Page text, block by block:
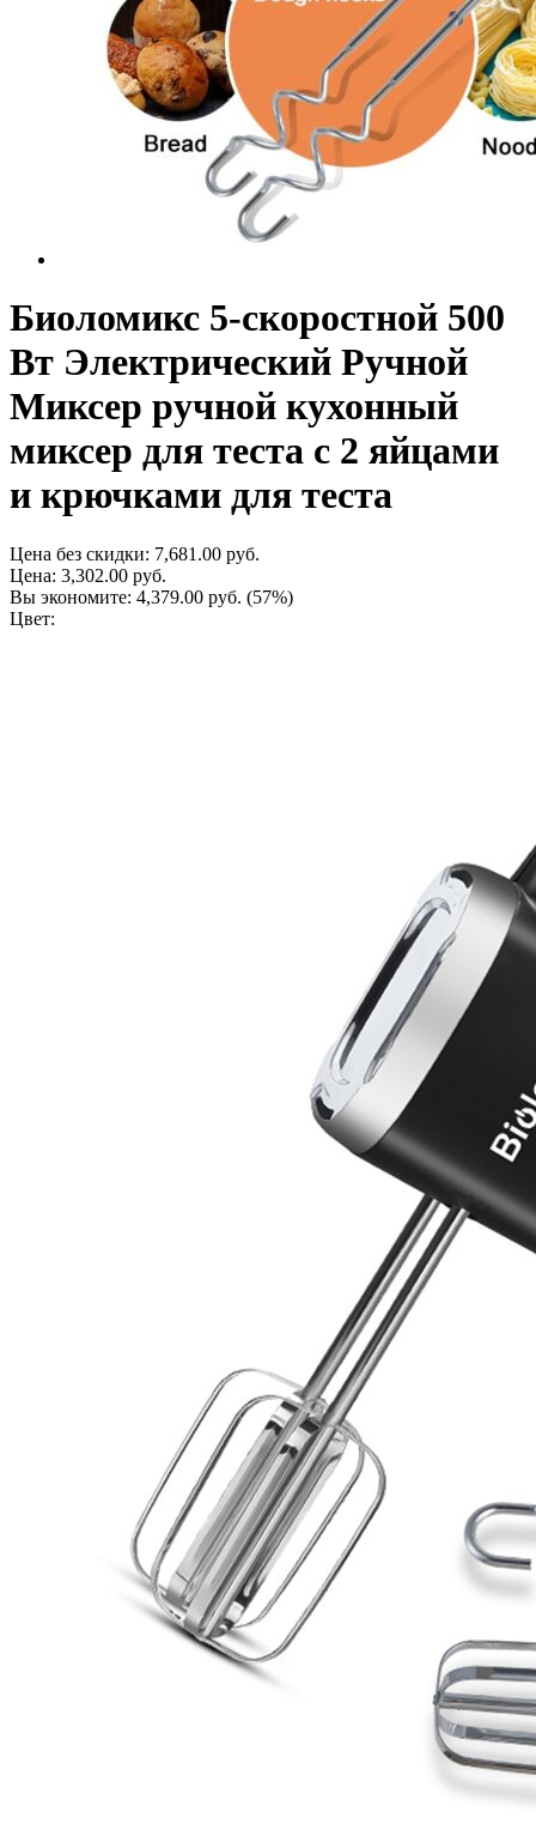
Биоломикс 5-скоростной 500
Вт Электрический Ручной
Миксер ручной кухонный
миксер для теста с 2 яйцами
и крючками для теста
Цена без скидки: 7,681.00 руб.
Цена: 3,302.00 руб.
Вы экономите: 4,379.00 руб. (57%)
Цвет: